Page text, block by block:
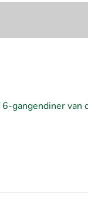
gangendiner van